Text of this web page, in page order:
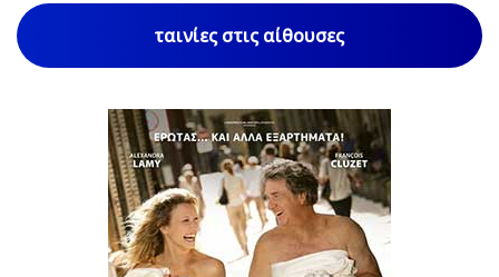
ταινίες στις αίθουσες